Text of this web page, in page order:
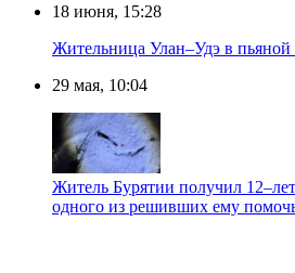
18 июня, 15:28
Жительница Улан–Удэ в пьяной
29 мая, 10:04
Житель Бурятии получил
одного из решивших ему